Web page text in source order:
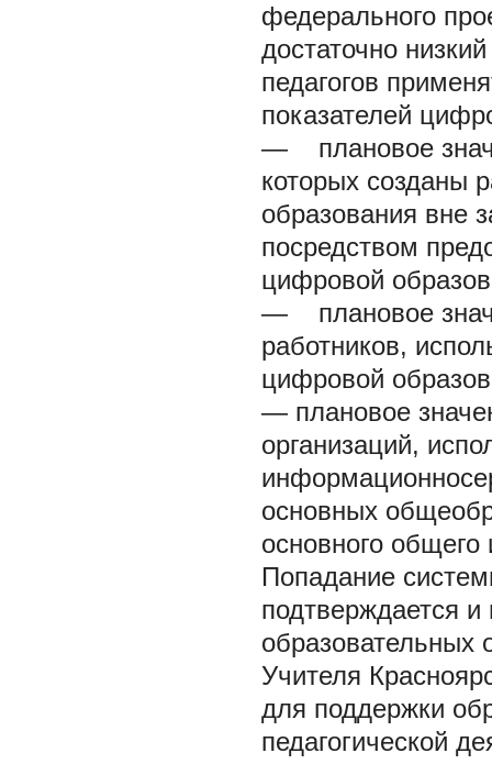
федерального
достаточно
педагогов
показателей
— плановое
которых созданы
образования вне
посредством
цифровой
— плановое
работников,
цифровой
— плановое
организаций,
основных
основного
Попадание
подтверждается и
образовательных
Учителя
для поддержки
педагогической